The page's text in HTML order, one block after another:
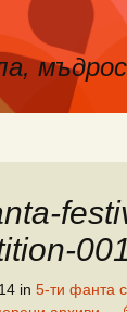
001
in 5-ти фанта